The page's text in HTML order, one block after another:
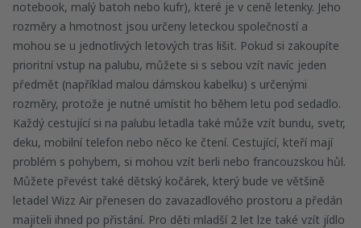
notebook, malý batoh nebo kufr), které je v ceně letenky. Jeho
rozměry a hmotnost jsou určeny leteckou společností a
mohou se u jednotlivých letových tras lišit. Pokud si zakoupíte
prioritní vstup na palubu, můžete si s sebou vzít navíc jeden
předmět (například malou dámskou kabelku) s určenými
rozměry, protože je nutné umístit ho během letu pod sedadlo.
Každý cestující si na palubu letadla také může vzít bundu, svetr,
deku, mobilní telefon nebo něco ke čtení. Cestující, kteří mají
problém s pohybem, si mohou vzít berli nebo francouzskou hůl.
Můžete převést také dětský kočárek, který bude ve většině
letadel Wizz Air přenesen do zavazadlového prostoru a předán
majiteli ihned po přistání. Pro děti mladší 2 let lze také vzít jídlo